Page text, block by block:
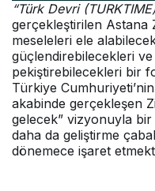
“Türk Devri
gerçekleştirilen Astana
meseleleri ele
güçlendirebilecekleri
pekiştirebilecekleri bir
Türkiye
akabinde gerçekleşen
gelecek” vizyonuyla
daha da geliştirme
dönemece işaret